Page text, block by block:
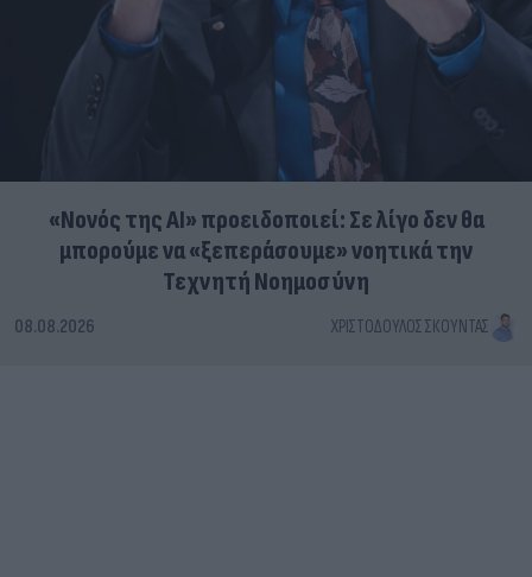
«Νονός της AI» προειδοποιεί: Σε λίγο δεν θα
μπορούμε να «ξεπεράσουμε» νοητικά την
Τεχνητή Νοημοσύνη
08.08.2026 ΧΡΙΣΤΌΔΟΥΛΟΣ ΣΚΟΎΝΤΑΣ